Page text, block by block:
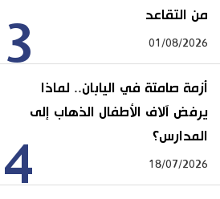
3
من التقاعد
01/08/2026
4
أزمة صامتة في اليابان.. لماذا
يرفض آلاف الأطفال الذهاب إلى
المدارس؟
18/07/2026